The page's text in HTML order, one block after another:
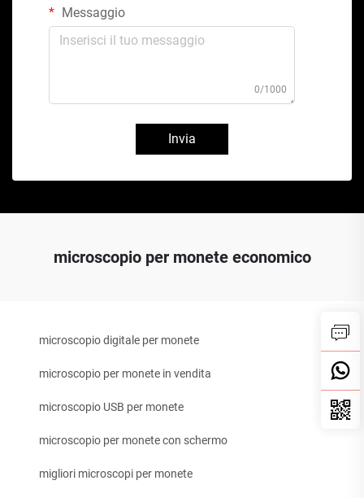
Messaggio
0/1000
Invia
microscopio per monete economico
microscopio digitale per monete
microscopio per monete in vendita
microscopio USB per monete
microscopio per monete con schermo
migliori microscopi per monete